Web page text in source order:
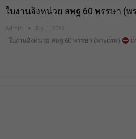
ใบงานอิงหน่วย สพฐ 60 พรรษา (พ
Admin มิ.ย. 1, 2022
ใบงานอิงหน่วย สพฐ 60 พรรษา (พระเทพ) เ